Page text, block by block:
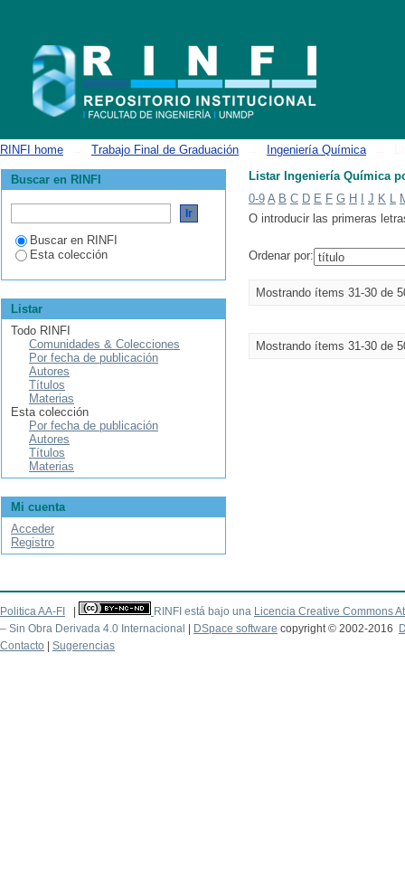
RINFI home Trabajo Final de Graduación Ingeniería Química
Listar Ingeniería Química
0-9 A B C D E F G H J K L
O introducir las primeras
Ordenar por:
Mostrando ítems 31-30 de
Mostrando ítems 31-30 de
Buscar en RINFI
Buscar en RINFI
Esta colección
Listar
Todo RINFI
Comunidades & Colecciones
Por fecha de publicación
Autores
Títulos
Materias
Esta colección
Por fecha de publicación
Autores
Títulos
Materias
Mi cuenta
Acceder
Registro
Politica AA-FI RINFI está bajo una Licencia Creative Commons
– Sin Obra Derivada 4.0 Internacional
DSpace software copyright © 2002-2016
Contacto
Sugerencias